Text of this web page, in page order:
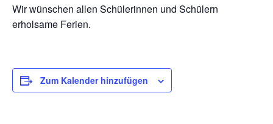
Wir wünschen allen Schülerinnen und Schülern
erholsame Ferien.
Zum Kalender hinzufügen